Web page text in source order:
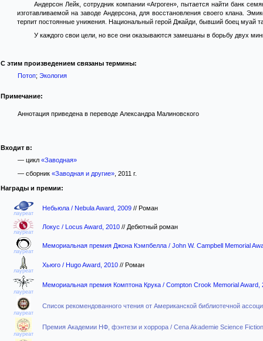
Андерсон Лейк, сотрудник компании «Агроген», пытается найти банк
изготавливаемой на заводе Андерсона, для восстановления своего клана.
терпит постоянные унижения. Национальный герой Джайди, бывший боец муай
У каждого свои цели, но все они оказываются замешаны в борьбу двух
С этим произведением связаны термины:
Потоп; Экология
Примечание:
Аннотация приведена в переводе Александра Малиновского
Входит в:
— цикл «Заводная»
— сборник «Заводная и другие», 2011 г.
Награды и премии:
лауреат
Небьюла / Nebula Award, 2009 // Роман
лауреат
Локус / Locus Award, 2010 // Дебютный роман
лауреат
Мемориальная премия Джона Кэмпбелла / John W. Campbell Memorial
лауреат
Хьюго / Hugo Award, 2010 // Роман
лауреат
Мемориальная премия Комптона Крука / Compton Crook Memorial Award,
лауреат
Список рекомендованного чтения от Американской библиотечной
лауреат
Премия Академии НФ, фэнтези и хоррора / Cena Akademie Science